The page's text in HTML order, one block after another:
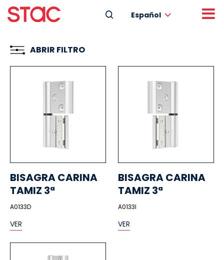
Español
ABRIR FILTRO
BISAGRA CARINA
TAMIZ 3ª
A0133D
VER
BISAGRA CARINA
TAMIZ 3ª
A0133I
VER